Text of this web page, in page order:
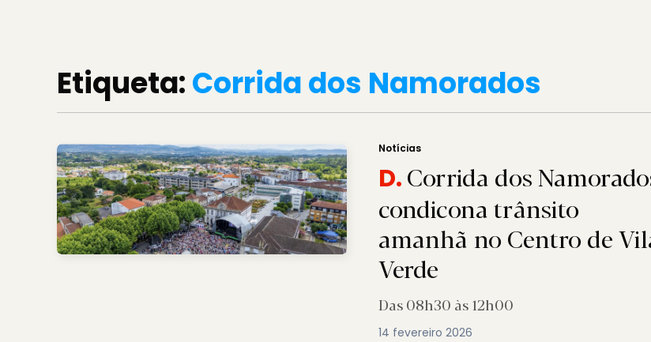
Etiqueta:Corrida dos Namorados
Notícias
D.Corrida dos
condicona trânsito
amanhã no Centro de
Verde
Das 08h30 às 12h00
14 fevereiro 2026